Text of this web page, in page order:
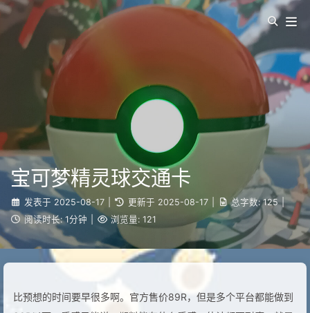
宝可梦精灵球交通卡
发表于 2025-08-17 更新于 2025-08-17 总字数: 125 |
阅读时长: 1分钟 浏览量: 121
比预想的时间要早很多啊。官方售价89R，但是多个平台都能做到